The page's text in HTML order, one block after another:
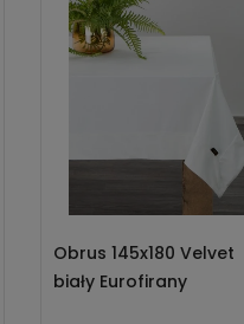
Obrus 145x180 Velvet
biały Eurofirany